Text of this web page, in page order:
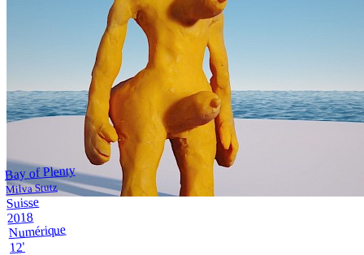
Bay of Plenty
Milva Stutz
Suisse
2018
Numérique
12'